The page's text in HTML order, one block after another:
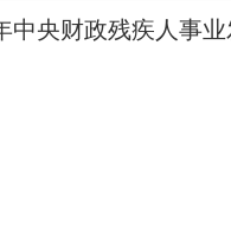
中央财政残疾人事